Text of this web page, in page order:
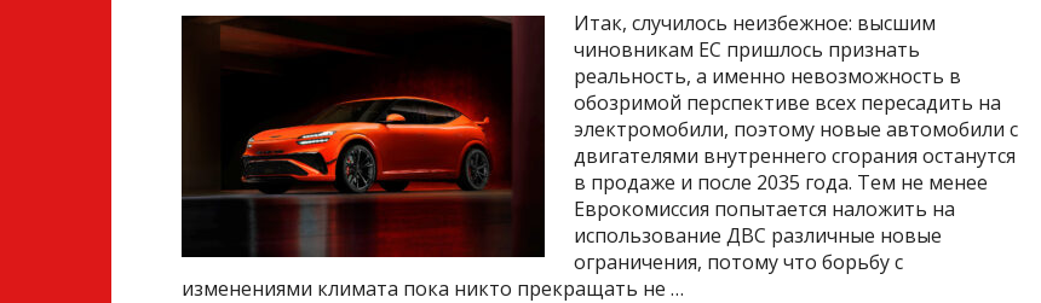
Итак, случилось неизбежное: высшим
чиновникам ЕС пришлось признать
реальность, а именно невозможность в
обозримой перспективе всех пересадить на
электромобили, поэтому новые автомобили с
двигателями внутреннего сгорания останутся
в продаже и после 2035 года. Тем не менее
Еврокомиссия попытается наложить на
использование ДВС различные новые
ограничения, потому что борьбу с
изменениями климата пока никто прекращать не …